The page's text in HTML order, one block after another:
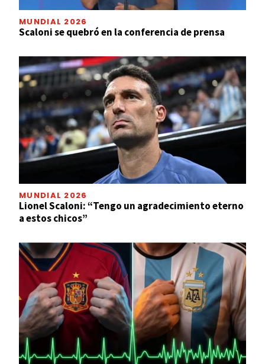
MUNDIAL 2026
Scaloni se quebró en la conferencia de prensa
MUNDIAL 2026
Lionel Scaloni: “Tengo un agradecimiento eterno
a estos chicos”